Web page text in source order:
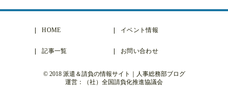
HOME イベント情報
記事一覧 お問い合わせ
© 2018 派遣＆請負の情報サイト｜人事総務部ブログ
運営：（社）全国請負化推進協議会